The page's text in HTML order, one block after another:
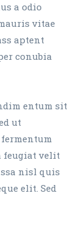
a odio
vitae
aptent
conubia
entum sit
ut
feugiat velit
nisl quis
elit. Sed